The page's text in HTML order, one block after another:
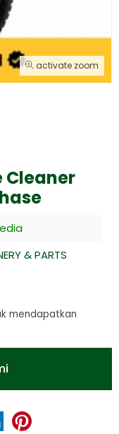
activate zoom
Cleaner
& PARTS
mendapatkan